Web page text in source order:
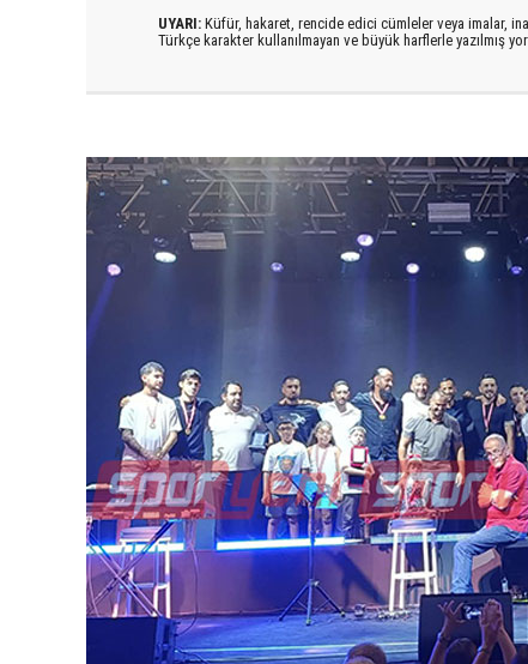
UYARI: Küfür, hakaret, rencide edici cümleler veya imalar,
Türkçe karakter kullanılmayan ve büyük harflerle yazılmış